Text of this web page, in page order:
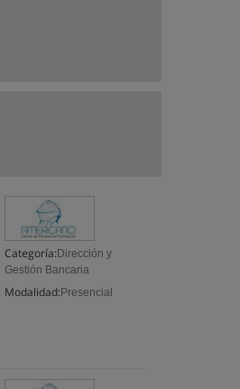
Categoría: Dirección y
Gestión Bancaria
Modalidad: Presencial